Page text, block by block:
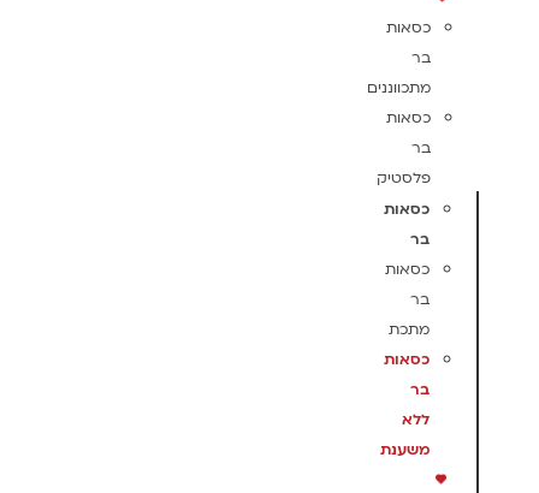
כסאות
בר
מתכווננים
כסאות
בר
פלסטיק
כסאות
בר
כסאות
בר
מתכת
כסאות
בר
ללא
משענת